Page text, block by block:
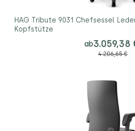
HAG Tribute 9031 Chefsessel
Kopfstütze
ab3.059,38
4.206,65 €